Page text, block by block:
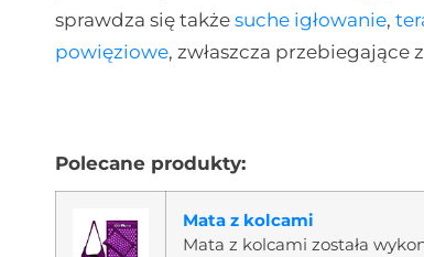
sprawdza się takżesuche igłowanie,
powięziowe, zwłaszcza przebiegające
Polecane produkty:
Mata z kolcami
Mata z kolcami została